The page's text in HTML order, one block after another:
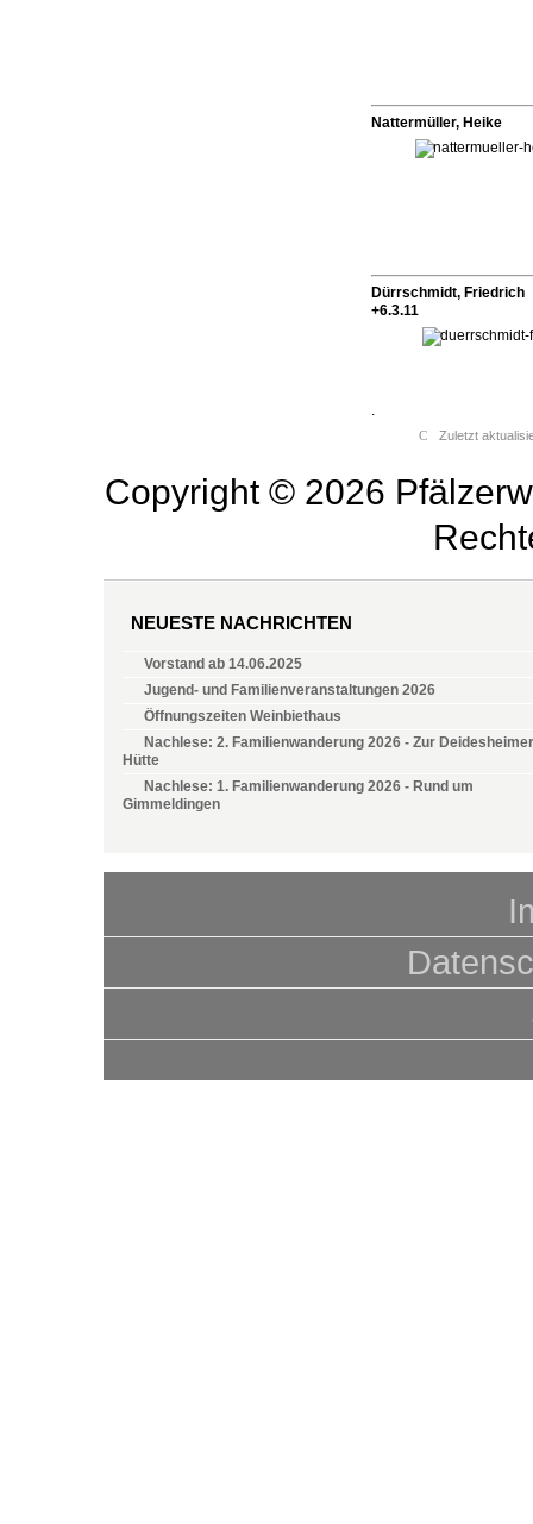
Nattermüller, Heike
Dürrschmidt, Friedrich
+6.3.11
.
Zuletzt
Copyright © 2026
NEUESTE NACHRICHTEN
Vorstand ab 14.06.2025
Jugend- und Familienveranstaltungen 2026
Öffnungszeiten Weinbiethaus
Nachlese: 2. Familienwanderung 2026 - Zur Deidesheimer
Hütte
Nachlese: 1. Familienwanderung 2026 - Rund um
Gimmeldingen